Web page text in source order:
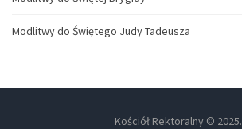
Modlitwy do Świętego Judy Tadeusza
Kościół Rektoralny © 2025.